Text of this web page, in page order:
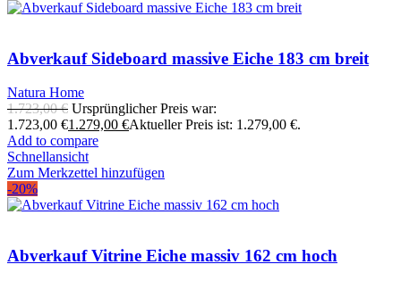
Abverkauf Sideboard massive Eiche 183 cm breit
Natura Home
1.723,00€ Ursprünglicher Preis war:
1.723,00 €1.279,00 €Aktueller Preis ist: 1.279,00 €.
Add to compare
Schnellansicht
Zum Merkzettel hinzufügen
-20%
Abverkauf Vitrine Eiche massiv 162 cm hoch